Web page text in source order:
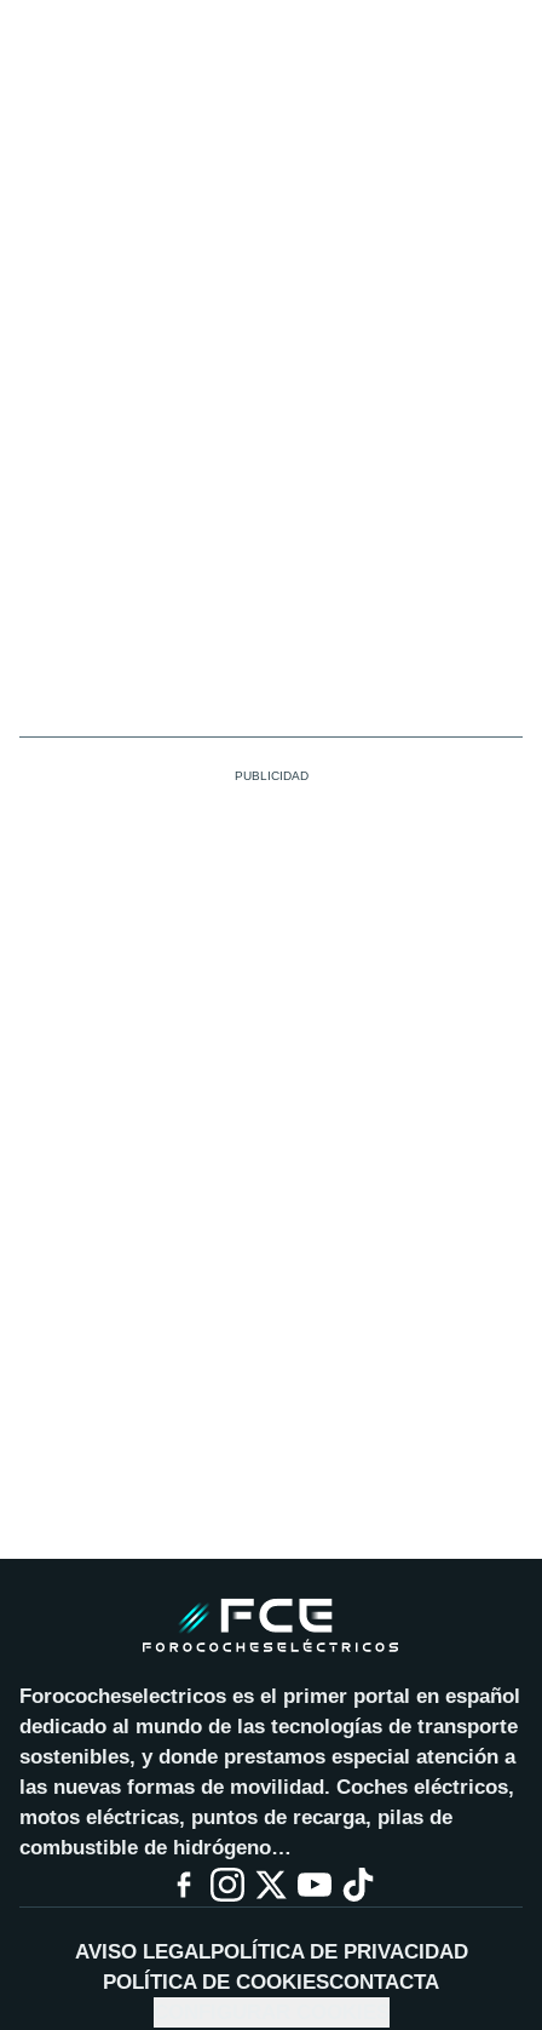
Forococheselectricos es el primer portal en español
dedicado al mundo de las tecnologías de transporte
sostenibles, y donde prestamos especial atención a
las nuevas formas de movilidad. Coches eléctricos,
motos eléctricas, puntos de recarga, pilas de
combustible de hidrógeno…
AVISO LEGALPOLÍTICA DE PRIVACIDAD
POLÍTICA DE COOKIESCONTACTA